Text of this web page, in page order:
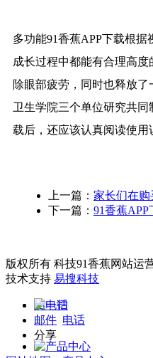
多功能91香蕉APP下载根据
成长过程中都能有合理高度
除眼部疲劳，同时也释放
卫生学院三个单位研究共同
载后，还应该认真阅读使用
上一篇： 家长们在购
下一篇： 91香蕉
版权所有 科技91香蕉网站运
技术支持 易搜科技
电话
扫一扫
邮件
分享